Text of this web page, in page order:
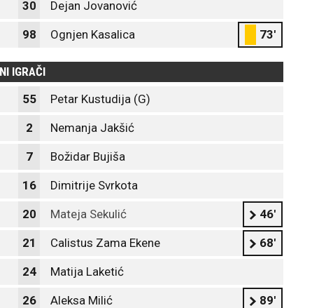
30 Dejan Jovanović
98 Ognjen Kasalica 73'
IGRAČI
55 Petar Kustudija (G)
2 Nemanja Jakšić
7 Božidar Bujiša
16 Dimitrije Svrkota
20 Mateja Sekulić 46'
21 Calistus Zama Ekene 68'
24 Matija Laketić
26 Aleksa Milić 89'